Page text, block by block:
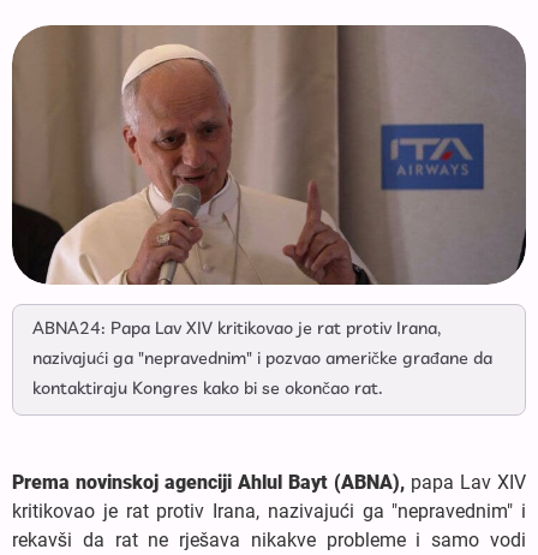
ABNA24: Papa Lav XIV kritikovao je rat protiv Irana,
nazivajući ga "nepravednim" i pozvao američke građane da
kontaktiraju Kongres kako bi se okončao rat.
Prema novinskoj agenciji Ahlul Bayt (ABNA), papa Lav XIV
kritikovao je rat protiv Irana, nazivajući ga "nepravednim" i
rekavši da rat ne rješava nikakve probleme i samo vodi